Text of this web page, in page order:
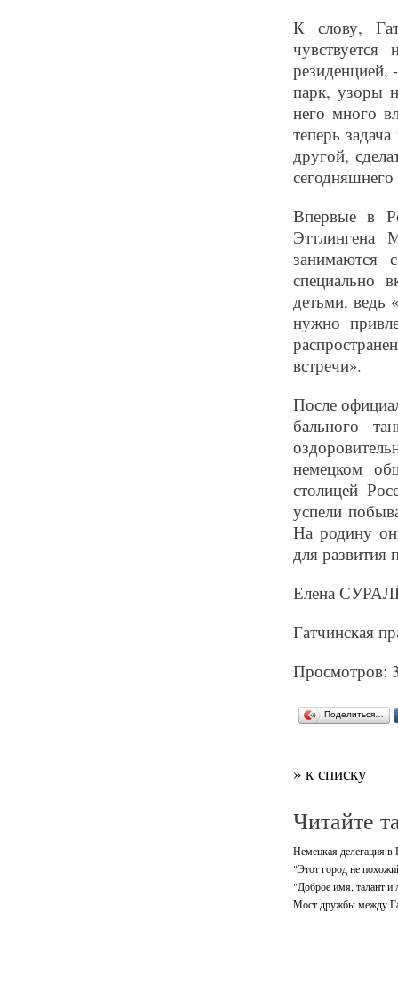
К слову,
парк, узоры
него много
теперь
другой,
Впервые в
занимаются
специально
детьми, ведь
нужно
встречи».
После
бального
немецком
столицей
успели
На родину
для развития
Елена
Гатчинская
Просмотров:
Поделиться…
» к списку
Читайте
Немецкая делегация в
"Этот город не
"Доброе имя, талант и
Мост дружбы между